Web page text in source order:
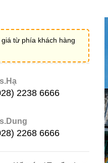
từ phía khách hàng
2238 6666
2268 6666